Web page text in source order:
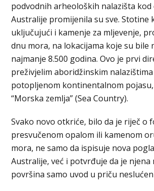
podvodnih arheoloških nalazišta kod
Australije promijenila su sve. Stotine
uključujući i kamenje za mljevenje,
dnu mora, na lokacijama koje su bile
najmanje 8.500 godina. Ovo je prvi
preživjelim aboridžinskim
potopljenom kontinentalnom
“Morska zemlja” (Sea Country).
Svako novo otkriće, bilo da je riječ o
presvučenom opalom ili kamenom
mora, ne samo da ispisuje nova
Australije, već i potvrđuje da je njena
površina samo uvod u priču